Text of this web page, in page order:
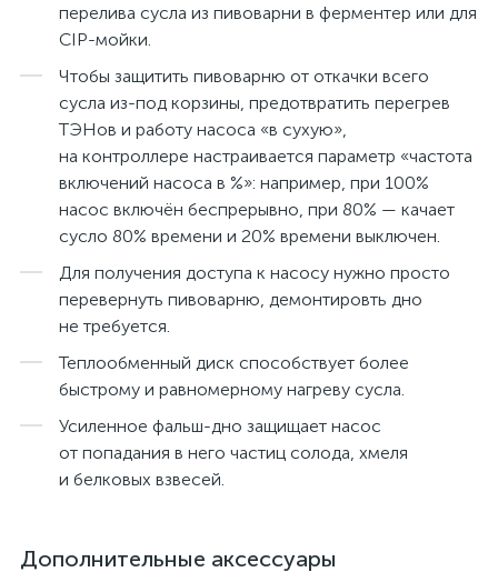
перелива сусла из пивоварни в ферментер или для
CIP-мойки.
Чтобы защитить пивоварню от откачки всего
сусла из-под корзины, предотвратить перегрев
ТЭНов и работу насоса «в сухую»,
на контроллере настраивается параметр «частота
включений насоса в %»: например, при 100%
насос включён беспрерывно, при 80% — качает
сусло 80% времени и 20% времени выключен.
Для получения доступа к насосу нужно просто
перевернуть пивоварню, демонтировть дно
не требуется.
Теплообменный диск способствует более
быстрому и равномерному нагреву сусла.
Усиленное фальш-дно защищает насос
от попадания в него частиц солода, хмеля
и белковых взвесей.
Дополнительные аксессуары